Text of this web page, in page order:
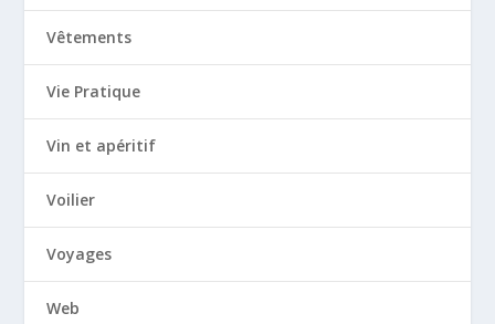
Vêtements
Vie Pratique
Vin et apéritif
Voilier
Voyages
Web